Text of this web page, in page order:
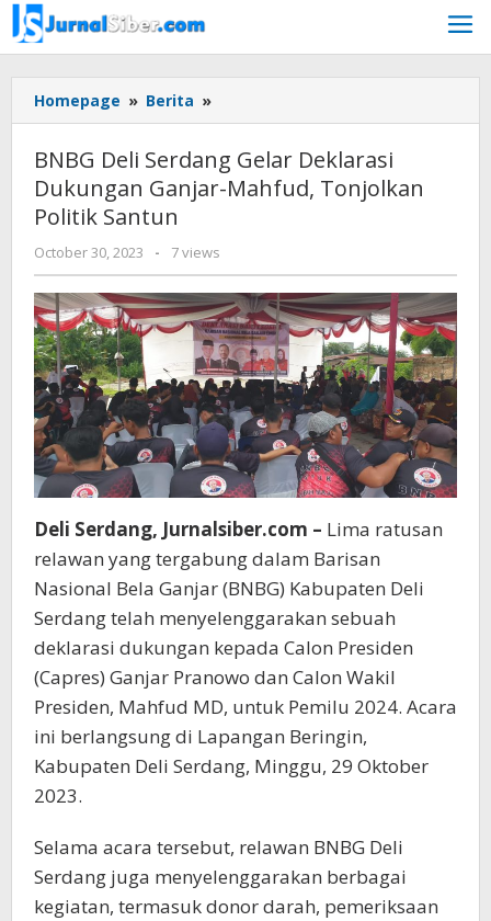
Skip
to
content
Homepage » Berita »
Deli
Gelar
Deklarasi
Mahfud,
Tonjolkan
Politik
Santun
BNBG Deli Serdang Gelar Deklarasi
Dukungan Ganjar-Mahfud, Tonjolkan
Politik Santun
October 30, 2023
by
Jurnalsiber
- 7 views
Deli Serdang, Jurnalsiber.com – Lima ratusan
relawan yang tergabung dalam Barisan
Nasional Bela Ganjar (BNBG) Kabupaten Deli
Serdang telah menyelenggarakan sebuah
deklarasi dukungan kepada Calon Presiden
(Capres) Ganjar Pranowo dan Calon Wakil
Presiden, Mahfud MD, untuk Pemilu 2024. Acara
ini berlangsung di Lapangan Beringin,
Kabupaten Deli Serdang, Minggu, 29 Oktober
2023.
Selama acara tersebut, relawan BNBG Deli
Serdang juga menyelenggarakan berbagai
kegiatan, termasuk donor darah, pemeriksaan